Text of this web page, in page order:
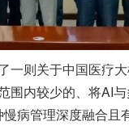
则关于中国医疗
围内较少的、将AI
病管理深度融合且